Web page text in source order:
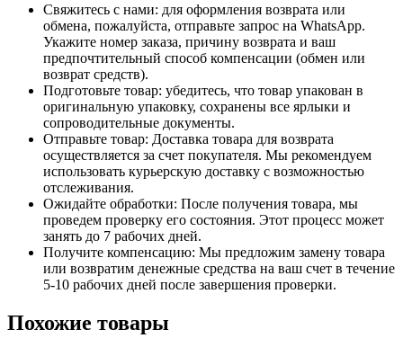
Свяжитесь с нами: для оформления возврата или
обмена, пожалуйста, отправьте запрос на WhatsApp.
Укажите номер заказа, причину возврата и ваш
предпочтительный способ компенсации (обмен или
возврат средств).
Подготовьте товар: убедитесь, что товар упакован в
оригинальную упаковку, сохранены все ярлыки и
сопроводительные документы.
Отправьте товар: Доставка товара для возврата
осуществляется за счет покупателя. Мы рекомендуем
использовать курьерскую доставку с возможностью
отслеживания.
Ожидайте обработки: После получения товара, мы
проведем проверку его состояния. Этот процесс может
занять до 7 рабочих дней.
Получите компенсацию: Мы предложим замену товара
или возвратим денежные средства на ваш счет в течение
5-10 рабочих дней после завершения проверки.
Похожие товары